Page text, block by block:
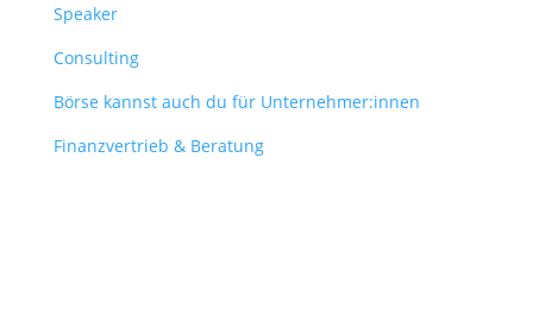
Speaker
Consulting
Börse kannst auch du für Unternehmer:innen
Finanzvertrieb & Beratung